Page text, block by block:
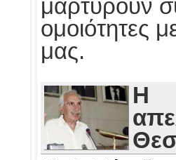
μαρτυρούν
ομοιότητες
μας.
Η